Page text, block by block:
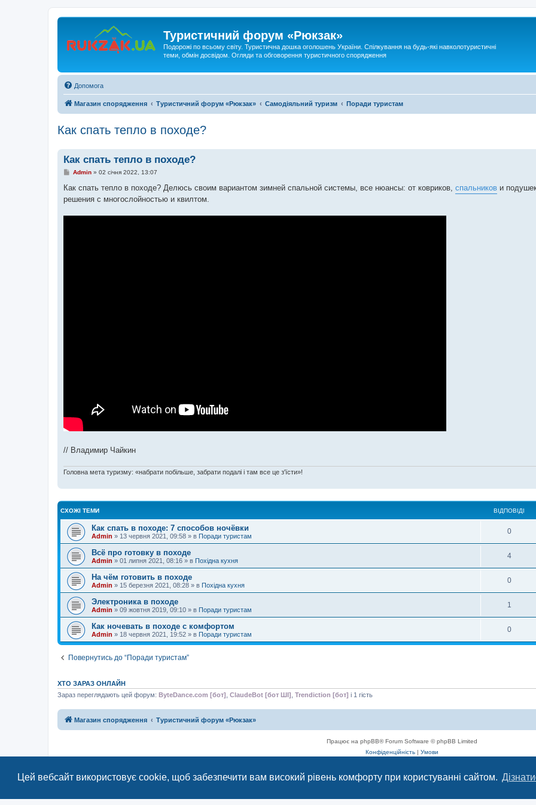
Цей вебсайт використовує cookie, щоб забезпечити вам високий рівень комфорту при користуванні сайтом.
Туристичний форум «Рюкзак»
Подорожі по всьому світу. Туристична дошка оголошень України. Спілкування на будь-які навколотуристичні
теми, обмін досвідом. Огляди та обговорення туристичного спорядження
Допомога
Магазин спорядження Туристичний форум «Рюкзак» Самодіяльний туризм Поради туристам
Как спать тепло в походе?
Как спать тепло в походе?
П
в
д
м
Admin» 02 січня 2022, 13:07
Как спать тепло в походе? Делюсь своим вариантом зимней спальной системы, все нюансы: от ковриков, спальников и
решения с многослойностью и квилтом.
// Владимир Чайкин
Головна мета туризму: «набрати побільше, забрати подалі і там все це з'їсти»!
СХОЖІ ТЕМИ ВІДПОВІДІ
Как спать в походе: 7 способов ночёвки
Admin » 13 червня 2021, 09:58 » в Поради туристам
0
Всё про готовку в походе
Admin » 01 липня 2021, 08:16 » в Похідна кухня
4
На чём готовить в походе
Admin » 15 березня 2021, 08:28 » в Похідна кухня
0
Электроника в походе
Admin » 09 жовтня 2019, 09:10 » в Поради туристам
1
Как ночевать в походе с комфортом
Admin » 18 червня 2021, 19:52 » в Поради туристам
0
Повернутись до “Поради туристам”
ХТО ЗАРАЗ ОНЛАЙН
Зараз переглядають цей форум: ByteDance.com [бот] ClaudeBot [бот ШІ] Trendiction [бот] і 1 гість
Магазин спорядження Туристичний форум «Рюкзак»
Працює на phpBB® Forum Software © phpBB Limited
Конфіденційність | Умови